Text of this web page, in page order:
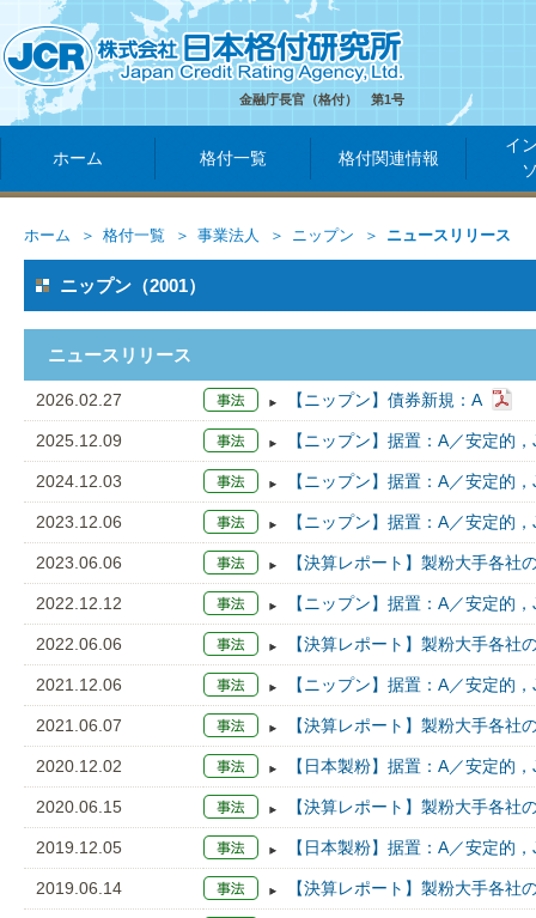
金融庁長官（格付） 第1号
ホーム 格付一覧 格付関連情報
イ
ホーム 格付一覧 事業法人 ニップン ニュースリリース
ニップン（2001）
ニュースリリース
2026.02.27 【ニップン】債券新規：A
2025.12.09 【ニップン】据置：A／安定的
2024.12.03 【ニップン】据置：A／安定的
2023.12.06 【ニップン】据置：A／安定的
2023.06.06 【決算レポート】製粉大手各社
2022.12.12 【ニップン】据置：A／安定的
2022.06.06 【決算レポート】製粉大手各社
2021.12.06 【ニップン】据置：A／安定的
2021.06.07 【決算レポート】製粉大手各社
2020.12.02 【日本製粉】据置：A／安定的
2020.06.15 【決算レポート】製粉大手各社
2019.12.05 【日本製粉】据置：A／安定的
2019.06.14 【決算レポート】製粉大手各社